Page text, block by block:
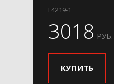
F4219-1
3018 РУБ.
КУПИТЬ